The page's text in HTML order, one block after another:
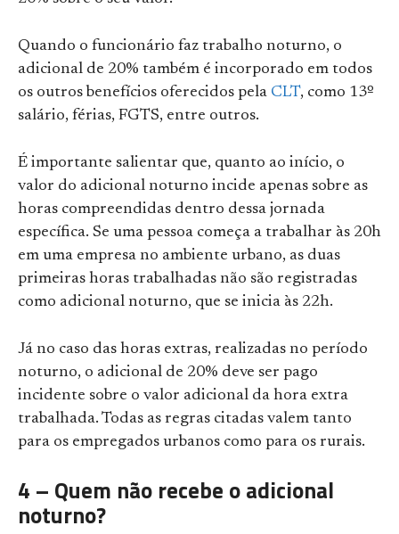
Quando o funcionário faz trabalho noturno, o
adicional de 20% também é incorporado em todos
os outros benefícios oferecidos pela CLT, como 13º
salário, férias, FGTS, entre outros.
É importante salientar que, quanto ao início, o
valor do adicional noturno incide apenas sobre as
horas compreendidas dentro dessa jornada
específica. Se uma pessoa começa a trabalhar às 20h
em uma empresa no ambiente urbano, as duas
primeiras horas trabalhadas não são registradas
como adicional noturno, que se inicia às 22h.
Já no caso das horas extras, realizadas no período
noturno, o adicional de 20% deve ser pago
incidente sobre o valor adicional da hora extra
trabalhada. Todas as regras citadas valem tanto
para os empregados urbanos como para os rurais.
4 – Quem não recebe o adicional
noturno?